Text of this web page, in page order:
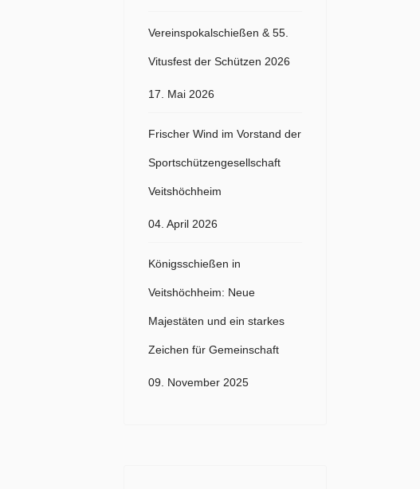
Vereinspokalschießen & 55.
Vitusfest der Schützen 2026
17. Mai 2026
Frischer Wind im Vorstand der
Sportschützengesellschaft
Veitshöchheim
04. April 2026
Königsschießen in
Veitshöchheim: Neue
Majestäten und ein starkes
Zeichen für Gemeinschaft
09. November 2025